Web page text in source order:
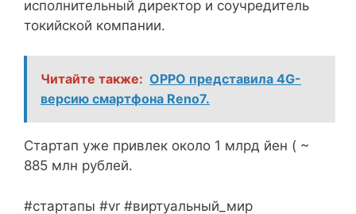
исполнительный директор и соучредитель
токийской компании.
Читайте также: OPPO представила 4G-
версию смартфона Reno7.
Стартап уже привлек около 1 млрд йен ( ~
885 млн рублей.
#стартапы #vr #виртуальный_мир